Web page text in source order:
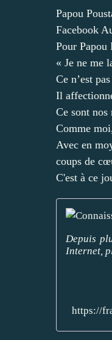
Papou
Facebook
Pour Papou
« Je ne me
Ce n’est
Il
Ce sont
Comme
Avec en
coups de
C'est à ce
Depuis
Internet,
https://